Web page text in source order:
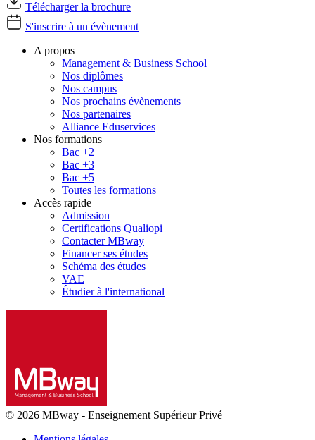
Télécharger la brochure
S'inscrire à un évènement
A propos
Management & Business School
Nos diplômes
Nos campus
Nos prochains évènements
Nos partenaires
Alliance Eduservices
Nos formations
Bac +2
Bac +3
Bac +5
Toutes les formations
Accès rapide
Admission
Certifications Qualiopi
Contacter MBway
Financer ses études
Schéma des études
VAE
Étudier à l'international
© 2026 MBway - Enseignement Supérieur Privé